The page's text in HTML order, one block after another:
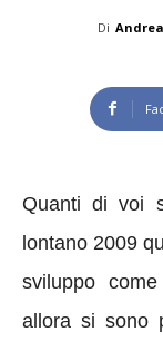
Di
Quanti di voi
lontano 2009
sviluppo
allora si sono